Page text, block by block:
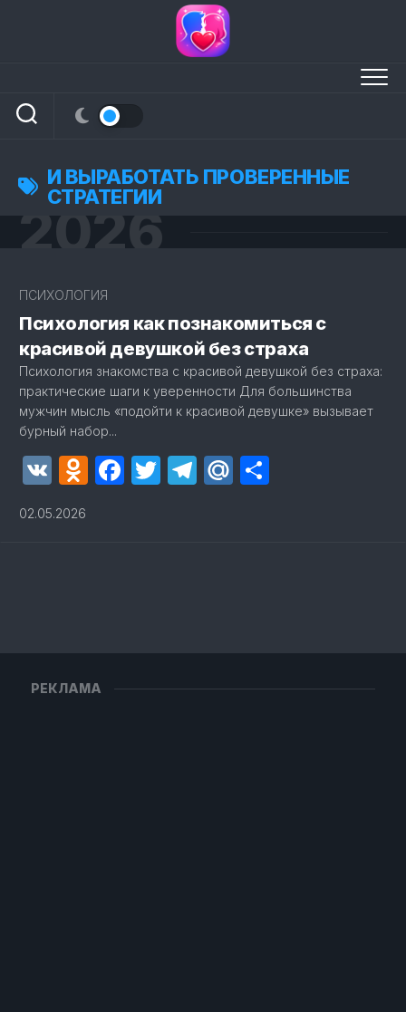
И ВЫРАБОТАТЬ ПРОВЕРЕННЫЕ
СТРАТЕГИИ
2026
ПСИХОЛОГИЯ
Психология как познакомиться с
красивой девушкой без страха
Психология знакомства с красивой девушкой без страха:
практические шаги к уверенности Для большинства
мужчин мысль «подойти к красивой девушке» вызывает
бурный набор...
VK Odnoklassniki
Facebook
Twitter
Telegram
Mail.Ru
02.05.2026
РЕКЛАМА